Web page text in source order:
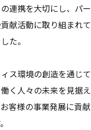
連携を大切にし、パ
献活動に取り組まれ
た。
ス環境の創造を通じ
く人々の未来を見据
客様の事業発展に貢